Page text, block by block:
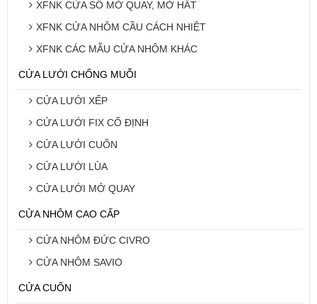
XFNK CỬA SỔ MỞ QUAY, MỞ HẤT
XFNK CỬA NHÔM CẦU CÁCH NHIỆT
XFNK CÁC MẪU CỬA NHÔM KHÁC
CỬA LƯỚI CHỐNG MUỖI
CỬA LƯỚI XẾP
CỬA LƯỚI FIX CỐ ĐỊNH
CỬA LƯỚI CUỐN
CỬA LƯỚI LÙA
CỬA LƯỚI MỞ QUAY
CỬA NHÔM CAO CẤP
CỬA NHÔM ĐỨC CIVRO
CỬA NHÔM SAVIO
CỬA CUỐN